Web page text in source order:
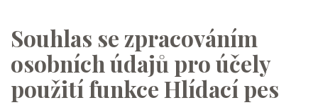
Souhlas se zpracováním
osobních údajů pro účely
použití funkce Hlídací pes